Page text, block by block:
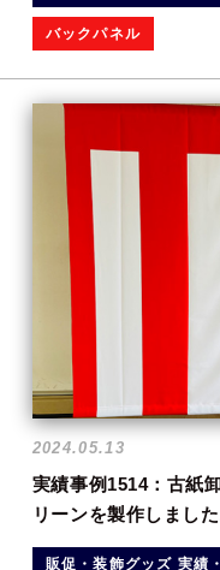
バックパネル
2024.05.13
実績事例1514：古紙
リーンを製作しました
販促・装飾グッズ 実績